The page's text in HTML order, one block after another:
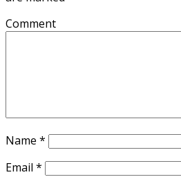
Comment
Name *
Email *